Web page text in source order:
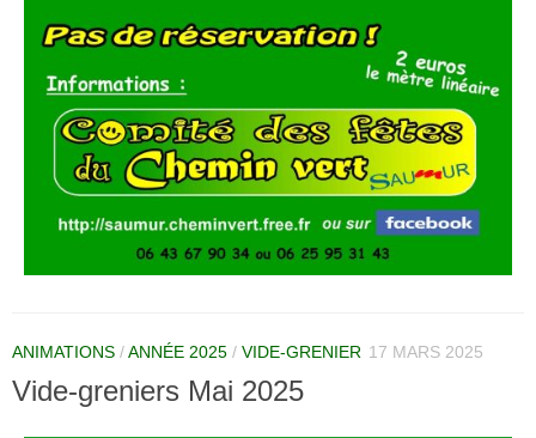
ANIMATIONS /ANNÉE 2025 / VIDE-GRENIER 17 MARS 2025
Vide-greniers Mai 2025